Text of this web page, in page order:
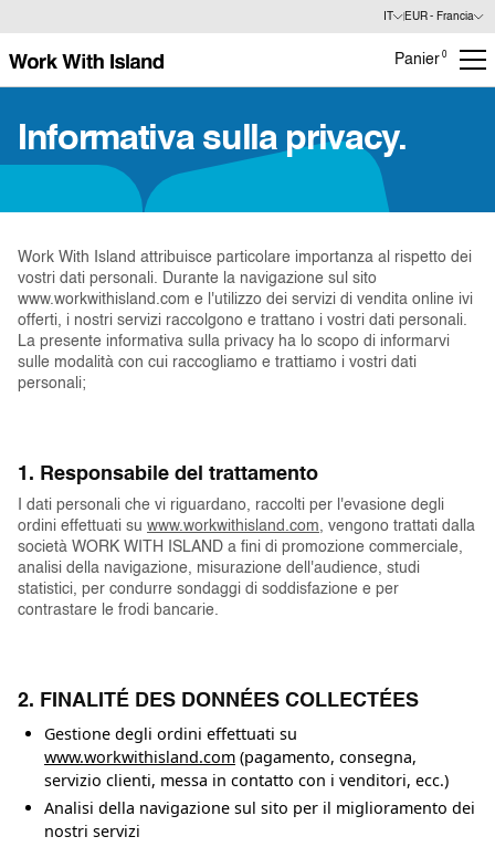
EUR - Francia
Panier 0
Informativa sulla privacy.
Work With Island attribuisce particolare importanza al rispetto dei
vostri dati personali. Durante la navigazione sul sito
www.workwithisland.com e l'utilizzo dei servizi di vendita online ivi
offerti, i nostri servizi raccolgono e trattano i vostri dati personali.
La presente informativa sulla privacy ha lo scopo di informarvi
sulle modalità con cui raccogliamo e trattiamo i vostri dati
personali;
1. Responsabile del trattamento
I dati personali che vi riguardano, raccolti per l'evasione degli
ordini effettuati su www.workwithisland.com, vengono trattati dalla
società WORK WITH ISLAND a fini di promozione commerciale,
analisi della navigazione, misurazione dell'audience, studi
statistici, per condurre sondaggi di soddisfazione e per
contrastare le frodi bancarie.
2. FINALITÉ DES DONNÉES COLLECTÉES
Gestione degli ordini effettuati su
www.workwithisland.com (pagamento, consegna,
servizio clienti, messa in contatto con i venditori, ecc.)
Analisi della navigazione sul sito per il miglioramento dei
nostri servizi